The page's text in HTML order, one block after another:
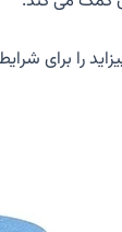
را برای